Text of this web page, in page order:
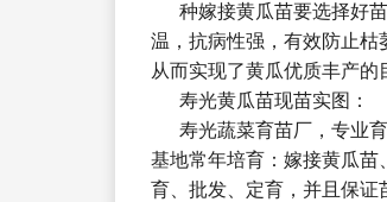
种嫁接黄瓜苗要选择好
温，抗病性强，有效防止枯
从而实现了黄瓜优质丰产的
寿光黄瓜苗现苗实图：
寿光蔬菜育苗厂，专业
基地常年培育：嫁接黄瓜
育、批发、定育，并且保证